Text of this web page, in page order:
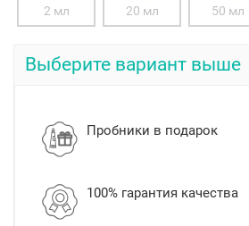
2 мл 20 мл 50 мл
Выберите вариант выше
Пробники в подарок
100% гарантия качества